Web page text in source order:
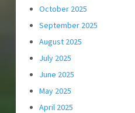
October 2025
September 2025
August 2025
July 2025
June 2025
May 2025
April 2025